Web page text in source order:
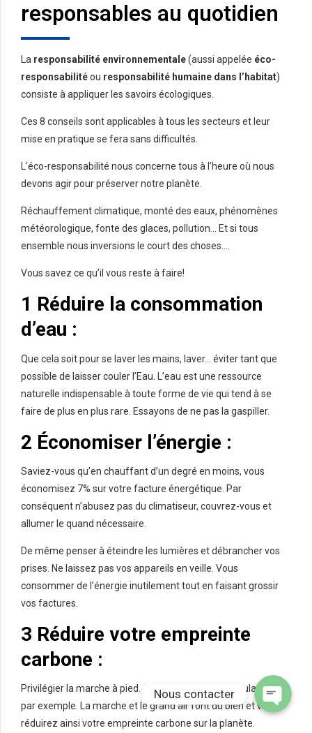
responsables au quotidien
La responsabilité environnementale(aussi appelée éco-
responsabilitéou responsabilité humaine dans l’habitat)
consiste à appliquer les savoirs écologiques.
Ces 8 conseils sont applicables à tous les secteurs et leur
mise en pratique se fera sans difficultés.
L’éco-responsabilité nous concerne tous à l’heure où nous
devons agir pour préserver notre planète.
Réchauffement climatique, monté des eaux, phénomènes
météorologique, fonte des glaces, pollution… Et si tous
ensemble nous inversions le court des choses….
Vous savez ce qu’il vous reste à faire!
1 Réduire la consommation
d’eau :
Que cela soit pour se laver les mains, laver… éviter tant que
possible de laisser couler l’Eau. L’eau est une ressource
naturelle indispensable à toute forme de vie qui tend à se
faire de plus en plus rare. Essayons de ne pas la gaspiller.
2 Économiser l’énergie :
Saviez-vous qu’en chauffant d’un degré en moins, vous
économisez 7% sur votre facture énergétique. Par
conséquent n’abusez pas du climatiseur, couvrez-vous et
allumer le quand nécessaire.
De même penser à éteindre les lumières et débrancher vos
prises. Ne laissez pas vos appareils en veille. Vous
consommer de l’énergie inutilement tout en faisant grossir
vos factures.
3 Réduire votre empreinte
carbone :
Privilégier la marche à pied. Aller à pieds chez le boulanger
par exemple. La marche et le grand air font du bien et vous
réduirez ainsi votre empreinte carbone sur la planète.
Phone
Nous contacter